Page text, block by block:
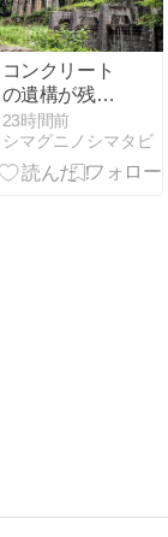
レストラン｜
万座温泉ひと
り旅㉞
コンクリート
の遺構が残る
銅山の跡『土
倉鉱山跡』
（長浜市）
23時間前
シマグニノシマタビ